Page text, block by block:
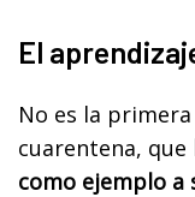
El
No es la
cuarentena, que
como ejemplo a